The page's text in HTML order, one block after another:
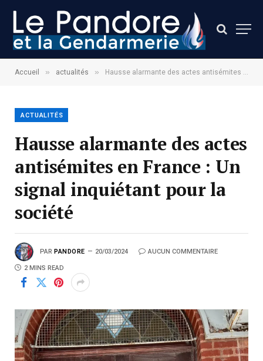
Accueil » actualités » Hausse alarmante des actes antisémites en France : Un signal inquiétant pour la société
ACTUALITÉS
Hausse alarmante des actes
antisémites en France : Un
signal inquiétant pour la
société
PAR PANDORE 20/03/2024 AUCUN COMMENTAIRE
2 MINS READ